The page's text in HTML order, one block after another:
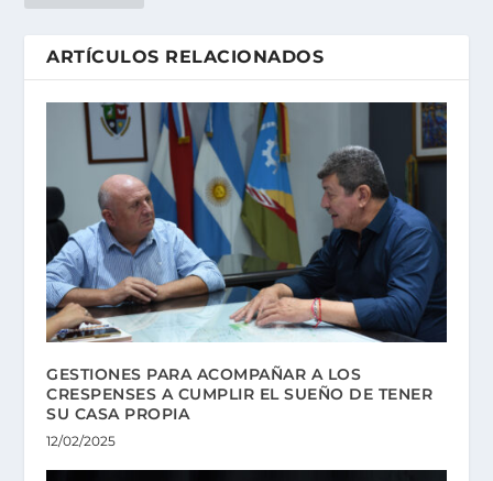
ARTÍCULOS RELACIONADOS
GESTIONES PARA ACOMPAÑAR A LOS
CRESPENSES A CUMPLIR EL SUEÑO DE TENER
SU CASA PROPIA
12/02/2025